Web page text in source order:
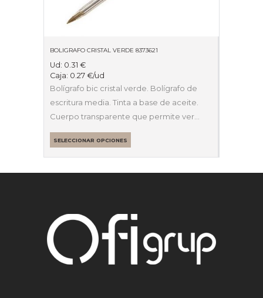
BOLIGRAFO CRISTAL VERDE 8373621
Ud: 0.31 €
Caja: 0.27 €/ud
Bolígrafo bic cristal verde. Bolígrafo de
escritura media. Tinta a base de aceite.
Cuerpo transparente que permite ver…
SELECCIONAR OPCIONES